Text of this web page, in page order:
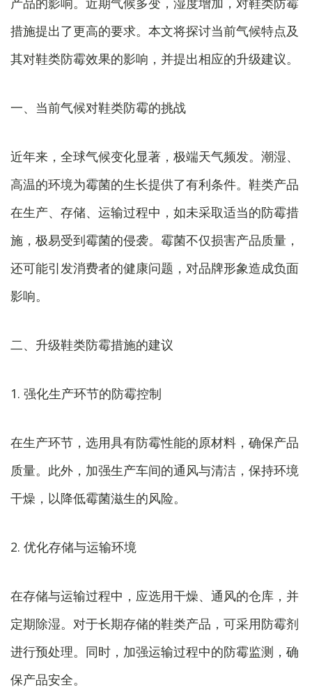
措施提出了更高的要求。本文将探讨当前气候特点及
其对鞋类防霉效果的影响，并提出相应的升级建议。
一、当前气候对鞋类防霉的挑战
近年来，全球气候变化显著，极端天气频发。潮湿、
高温的环境为霉菌的生长提供了有利条件。鞋类产品
在生产、存储、运输过程中，如未采取适当的防霉措
施，极易受到霉菌的侵袭。霉菌不仅损害产品质量，
还可能引发消费者的健康问题，对品牌形象造成负面
影响。
二、升级鞋类防霉措施的建议
1. 强化生产环节的防霉控制
在生产环节，选用具有防霉性能的原材料，确保产品
质量。此外，加强生产车间的通风与清洁，保持环境
干燥，以降低霉菌滋生的风险。
2. 优化存储与运输环境
在存储与运输过程中，应选用干燥、通风的仓库，并
定期除湿。对于长期存储的鞋类产品，可采用防霉剂
进行预处理。同时，加强运输过程中的防霉监测，确
保产品安全。